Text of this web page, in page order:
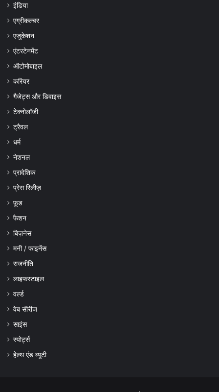
इंडिया
एग्रीकल्चर
एजुकेशन
एंटरटेनमेंट
ऑटोमोबाइल
करियर
गैजेट्स और डिवाइस
टेक्नोलॉजी
ट्रैवल
धर्म
नेशनल
प्रादेशिक
प्रेस रिलीज़
फ़ूड
फैशन
बिज़नेस
मनी / फाइनेंस
राजनीति
लाइफस्टाइल
वर्ल्ड
वेब सीरीज
साइंस
स्पोर्ट्स
हेल्थ एंड ब्यूटी